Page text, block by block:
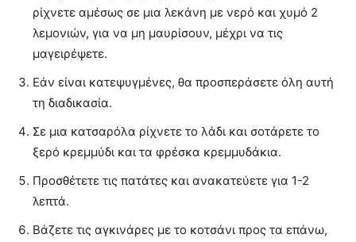
ρίχνετε αμέσως σε μια λεκάνη με νερό και χυμό 2
λεμονιών, για να μη μαυρίσουν, μέχρι να τις
μαγειρέψετε.
Εάν είναι κατεψυγμένες, θα προσπεράσετε όλη αυτή
τη διαδικασία.
Σε μια κατσαρόλα ρίχνετε το λάδι και σοτάρετε το
ξερό κρεμμύδι και τα φρέσκα κρεμμυδάκια.
Προσθέτετε τις πατάτες και ανακατεύετε για 1-2
λεπτά.
Βάζετε τις αγκινάρες με το κοτσάνι προς τα επάνω,